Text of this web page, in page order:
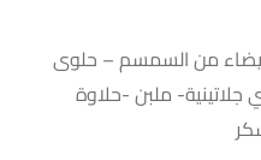
من السمسم – حلوى
ملبن -حلاوة